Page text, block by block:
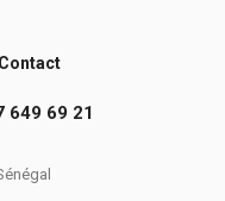
649 69 21